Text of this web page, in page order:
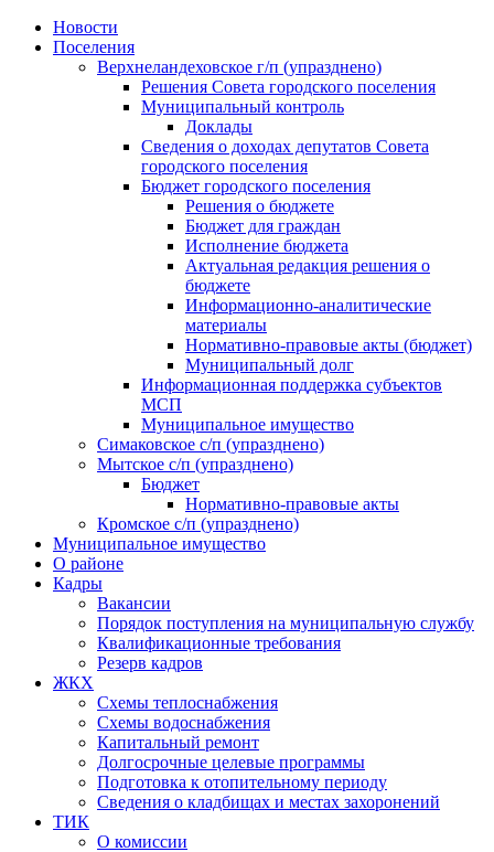
Skip
Новости
Поселения
Верхнеландеховское г/п (упразднено)
Решения Совета городского поселения
Муниципальный контроль
Доклады
Сведения о доходах депутатов Совета
городского поселения
Бюджет городского поселения
Решения о бюджете
Бюджет для граждан
Исполнение бюджета
Актуальная редакция решения о
бюджете
Информационно-аналитические
материалы
Нормативно-правовые акты (бюджет)
Муниципальный долг
Информационная поддержка субъектов
МСП
Муниципальное имущество
Симаковское с/п (упразднено)
Мытское с/п (упразднено)
Бюджет
Нормативно-правовые акты
Кромское с/п (упразднено)
Муниципальное имущество
О районе
Кадры
Вакансии
Порядок поступления на муниципальную службу
Квалификационные требования
Резерв кадров
ЖКХ
Схемы теплоснабжения
Схемы водоснабжения
Капитальный ремонт
Долгосрочные целевые программы
Подготовка к отопительному периоду
Сведения о кладбищах и местах захоронений
ТИК
О комиссии